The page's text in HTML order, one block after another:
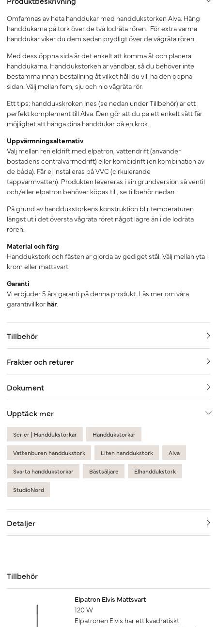
Omfamnas av heta handdukar med handdukstorken Alva. Häng
handdukarna på tork över de två lodräta rören. För extra varma
handdukar viker du dem sedan prydligt över de vågräta rören.
Med dess öppna sida är det enkelt att komma åt och placera
handdukarna. Handdukstorken är vändbar, så du behöver inte
bestämma innan beställning åt vilket håll du vill ha den öppna
sidan. Välj mellan fem, sju och nio vågräta rör.
Ett tips; handdukskroken Ines (se nedan under Tillbehör) är ett
perfekt komplement till Alva. Den gör att du på ett enkelt sätt får
möjlighet att hänga dina handdukar på en krok.
Uppvärmningsalternativ
Välj mellan ren eldrift med elpatron, vattendrift (använder
bostadens centralvärmedrift) eller kombidrift (en kombination av
de båda). Får ej installeras på VVC (cirkulerande
tappvarmvatten). Produkten levereras i sin grundversion så ventil
och/eller elpatron behöver köpas till, se tillbehör nedan.
På grund av handdukstorkens konstruktion blir temperaturen
längst ut i det översta vågräta röret något lägre än i de lodräta
rören.
Material och färg
Handdukstork och fästen är gjorda av gediget stål. Välj mellan yta i
krom eller mattsvart.
Garanti
Vi erbjuder 5 års garanti på denna produkt. Läs mer om våra
garantivillkor här.
Tillbehör
Frakter och returer
Dokument
Upptäck mer
Serier | Handdukstorkar Handdukstorkar
Vattenburen handdukstork Liten handdukstork Alva
Svarta handdukstorkar Bästsäljare Elhanddukstork
StudioNord
Detaljer
Tillbehör
Elpatron Elvis Mattsvart
120 W
Elpatronen Elvis har ett kvadratiskt